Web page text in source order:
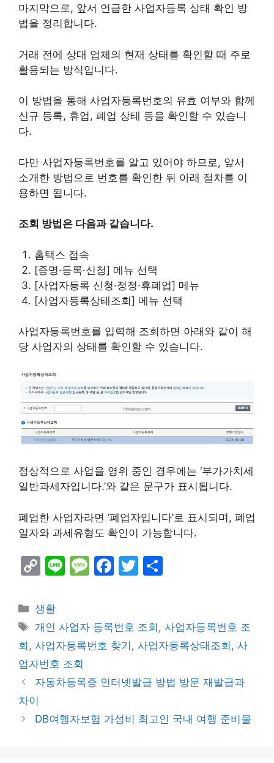
마지막으로, 앞서 언급한 사업자등록 상태 확인 방
법을 정리합니다.
거래 전에 상대 업체의 현재 상태를 확인할 때 주로
활용되는 방식입니다.
이 방법을 통해 사업자등록번호의 유효 여부와 함께
신규 등록, 휴업, 폐업 상태 등을 확인할 수 있습니
다.
다만 사업자등록번호를 알고 있어야 하므로, 앞서
소개한 방법으로 번호를 확인한 뒤 아래 절차를 이
용하면 됩니다.
조회 방법은 다음과 같습니다.
홈택스 접속
[증명·등록·신청] 메뉴 선택
[사업자등록 신청·정정·휴폐업] 메뉴
[사업자등록상태조회] 메뉴 선택
사업자등록번호를 입력해 조회하면 아래와 같이 해
당 사업자의 상태를 확인할 수 있습니다.
정상적으로 사업을 영위 중인 경우에는 ‘부가가치세
일반과세자입니다.’와 같은 문구가 표시됩니다.
폐업한 사업자라면 ‘폐업자입니다’로 표시되며, 폐업
일자와 과세유형도 확인이 가능합니다.
C
p
y
Li
n
k
Li M
s
a
e
F
e
b
o
T
er e
Categories
생활
Tags
개인 사업자 등록번호 조회 ,사업자등록번호 조
회 , 사업자등록번호 찾기 , 사업자등록상태조회 , 사
업자번호 조회
자동차등록증 인터넷발급 방법 방문 재발급과
차이
DB여행자보험 가성비 최고인 국내 여행 준비물